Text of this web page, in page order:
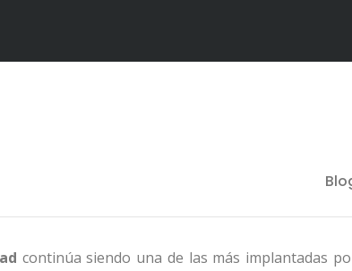
continúa siendo una de las más implantadas